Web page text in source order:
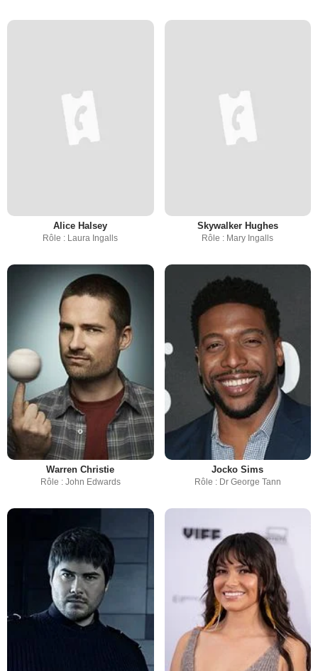
Alice Halsey
Rôle : Laura Ingalls
Skywalker Hughes
Rôle : Mary Ingalls
Warren Christie
Rôle : John Edwards
Jocko Sims
Rôle : Dr George Tann